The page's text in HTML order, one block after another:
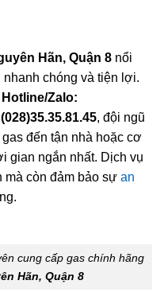
Hãn, Quận 8 nổi
nhanh chóng và tiện lợi.
Hotline/Zalo:
, đội ngũ
đến tận nhà hoặc cơ
gian ngắn nhất. Dịch vụ
mà còn đảm bảo sự an
cung cấp gas chính hãng
Hãn, Quận 8